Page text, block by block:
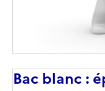
Bac blanc :